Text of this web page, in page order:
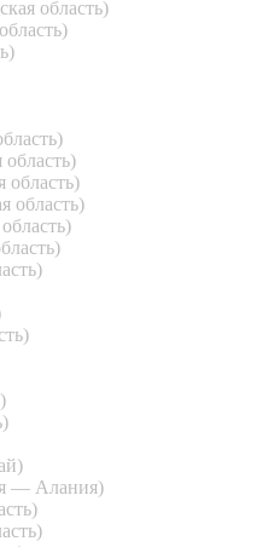
область)
область)
область)
область)
— Алания)